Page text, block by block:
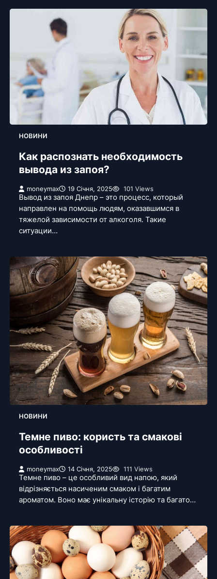
НОВИНИ
Как распознать необходимость
вывода из запоя?
moneymax 19 Січня, 2025 101 Views
Вывод из запоя Днепр – это процесс, который
направлен на помощь людям, оказавшимся в
тяжелой зависимости от алкоголя. Такие
ситуации…
НОВИНИ
Темне пиво: користь та смакові
особливості
moneymax 14 Січня, 2025 111 Views
Темне пиво – це особливий вид напою, який
відрізняється насиченим смаком і багатим
ароматом. Воно має унікальну історію та багато…